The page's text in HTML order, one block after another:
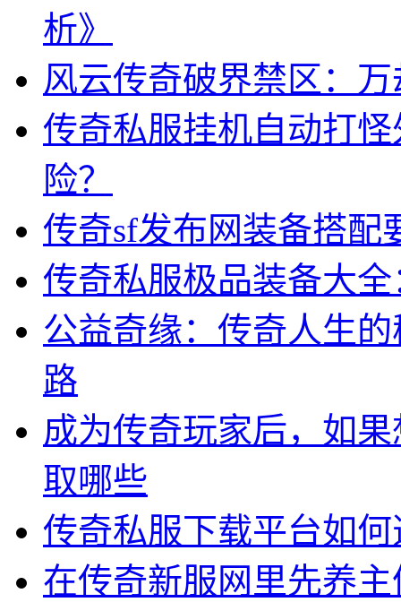
析》
风云传奇破界禁区：
传奇私服挂机自动打
险？
传奇sf发布网装备搭配
传奇私服极品装备大
公益奇缘：传奇人生
路
成为传奇玩家后，如
取哪些
传奇私服下载平台如
在传奇新服网里先养